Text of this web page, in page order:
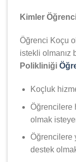
Kimler
Öğrenci Koçu
istekli olmanız
Polikliniği
Koçluk
Öğrencilere
olmak
Öğrencilere
destek